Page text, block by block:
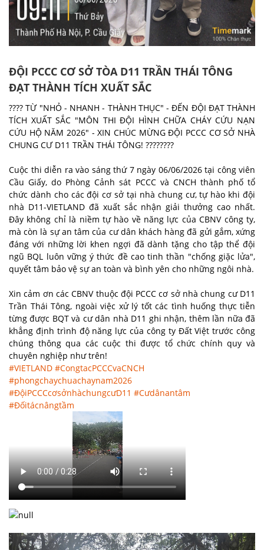
ĐỘI PCCC CƠ SỞ TÒA D11 TRẦN THÁI TÔNG
ĐẠT THÀNH TÍCH XUẤT SẮC
???? TỪ "NHỎ - NHANH - THÀNH THỤC" - ĐẾN ĐỘI ĐẠT THÀNH
TÍCH XUẤT SẮC "MÔN THI ĐỘI HÌNH CHỮA CHÁY CỨU NẠN
CỨU HỘ NĂM 2026" - XIN CHÚC MỪNG ĐỘI PCCC CƠ SỞ NHÀ
CHUNG CƯ D11 TRẦN THÁI TÔNG! ????????
Cuộc thi diễn ra vào sáng thứ 7 ngày 06/06/2026 tại công viên
Cầu Giấy, do Phòng Cảnh sát PCCC và CNCH thành phố tổ
chức dành cho các đội cơ sở tại nhà chung cư, tự hào khi đội
nhà D11-VIETLAND đã xuất sắc nhận giải thưởng cao nhất.
Đây không chỉ là niềm tự hào về năng lực của CBNV công ty,
mà còn là sự an tâm của cư dân khách hàng đã gửi gắm, xứng
đáng với những lời khen ngợi đã dành tặng cho tập thể đội
ngũ BQL luôn vững ý thức đề cao tinh thần "chống giặc lửa",
quyết tâm bảo vệ sự an toàn và bình yên cho những ngôi nhà.
Xin cảm ơn các CBNV thuộc đội PCCC cơ sở nhà chung cư D11
Trần Thái Tông, ngoài việc xử lý tốt các tình huống thực tiễn
từng được BQT và cư dân nhà D11 ghi nhận, thêm lần nữa đã
khẳng định trình độ năng lực của công ty Đất Việt trước công
chúng thông qua các cuộc thi được tổ chức chính quy và
chuyên nghiệp như trên!
#VIETLAND #CongtacPCCCvaCNCH
#phongchaychuachaynam2026
#ĐộiPCCCcơsởnhàchungcưD11 #Cưdânantâm
#Đốitácnângtầm